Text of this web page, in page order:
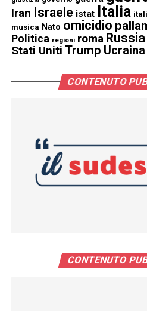
Iran Israele istat Italia
musica Nato omicidio
Politica regioni roma Russia
Stati Uniti Trump Ucraina
CONTENUTO
CONTENUTO